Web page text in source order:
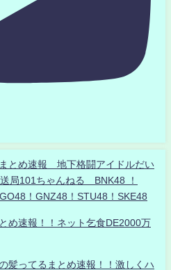
とめ速報 地下格闘アイドルだい
局101ちゃんねる BNK48 ！
！GNZ48！STU48！SKE48
め速報！！ネット乞食DE2000万
髪ってるまとめ速報！！激しくハ